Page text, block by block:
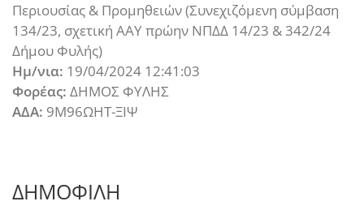
Περιουσίας & Προμηθειών (Συνεχιζόμενη σύμβαση
134/23, σχετική ΑΑΥ πρώην ΝΠΔΔ 14/23 & 342/24
Δήμου Φυλής)
Ημ/νια: 19/04/2024 12:41:03
Φορέας: ΔΗΜΟΣ ΦΥΛΗΣ
ΑΔΑ: 9Μ96ΩΗΤ-ΞΙΨ
ΔΗΜΟΦΙΛΗ